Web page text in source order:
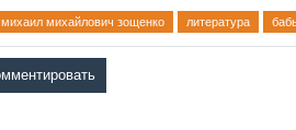
михаил михайлович зощенко литература